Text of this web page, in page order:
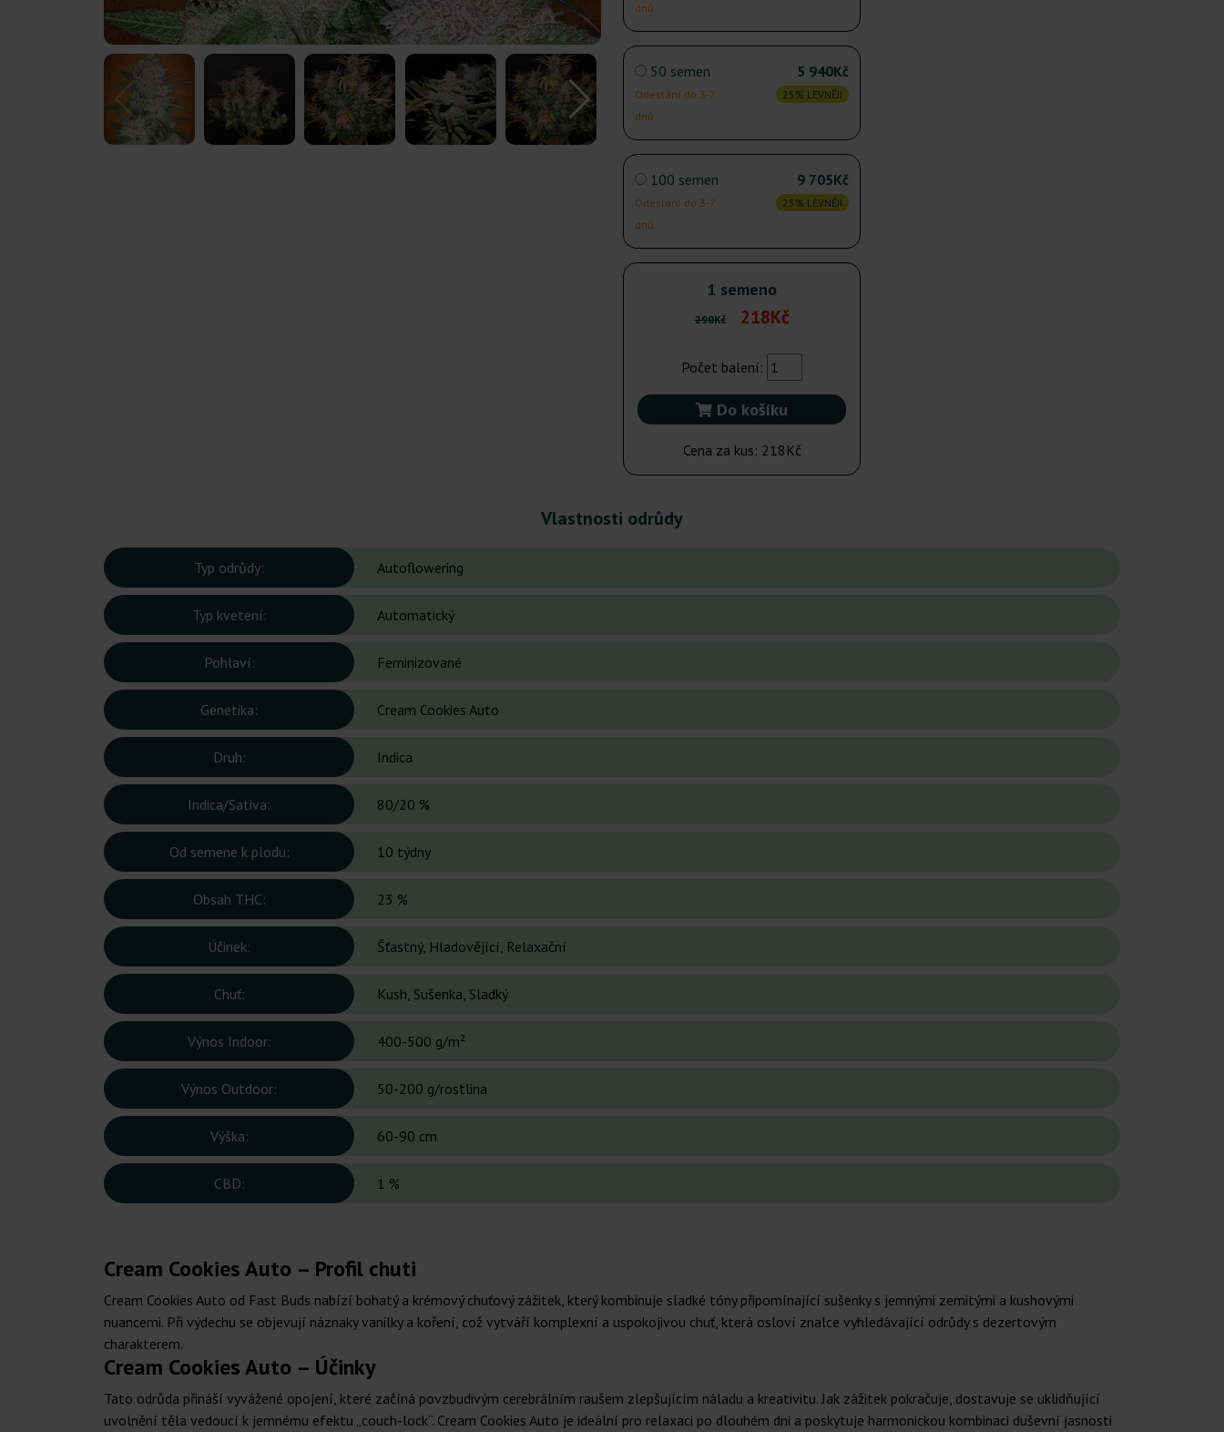
dnů
50 semen
Odeslání do 3-7
dnů
5 940Kč
25% LEVNĚJI
100 semen
Odeslání do 3-7
dnů
9 705Kč
25% LEVNĚJI
1 semeno
290Kč 218Kč
Počet balení:
Do košíku
Cena za kus: 218Kč
Vlastnosti odrůdy
Typ odrůdy: Autoflowering
Typ kvetení: Automatický
Pohlaví: Feminizované
Genetika: Cream Cookies Auto
Druh: Indica
Indica/Sativa: 80/20 %
Od semene k plodu: 10 týdny
Obsah THC: 23 %
Účinek: Šťastný, Hladovějící, Relaxační
Chuť: Kush, Sušenka, Sladký
Výnos Indoor: 400-500 g/m²
Výnos Outdoor: 50-200 g/rostlina
Výška: 60-90 cm
CBD: 1 %
Cream Cookies Auto – Profil chuti
Cream Cookies Auto od Fast Buds nabízí bohatý a krémový chuťový zážitek, který kombinuje sladké tóny připomínající sušenky s jemnými zemitými a kushovými
nuancemi. Při výdechu se objevují náznaky vanilky a koření, což vytváří komplexní a uspokojivou chuť, která osloví znalce vyhledávající odrůdy s dezertovým
charakterem.
Cream Cookies Auto – Účinky
Tato odrůda přináší vyvážené opojení, které začíná povzbudivým cerebrálním raušem zlepšujícím náladu a kreativitu. Jak zážitek pokračuje, dostavuje se uklidňující
uvolnění těla vedoucí k jemnému efektu „couch-lock“. Cream Cookies Auto je ideální pro relaxaci po dlouhém dni a poskytuje harmonickou kombinaci duševní jasnosti